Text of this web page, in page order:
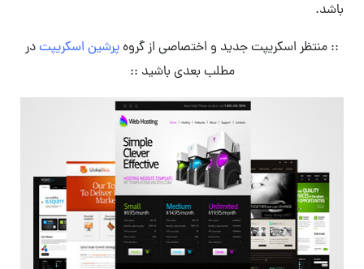
باشد.
:: منتظر اسکریپت جدید و اختصاصی از گروهپرشین اسکریپتدر
مطلب بعدی باشید ::